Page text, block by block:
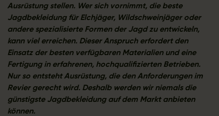
Ausrüstung stellen. Wer sich vornimmt, die beste
Jagdbekleidung für Elchjäger, Wildschweinjäger oder
andere spezialisierte Formen der Jagd zu entwickeln,
kann viel erreichen. Dieser Anspruch erfordert den
Einsatz der besten verfügbaren Materialien und eine
Fertigung in erfahrenen, hochqualifizierten Betrieben.
Nur so entsteht Ausrüstung, die den Anforderungen im
Revier gerecht wird. Deshalb werden wir niemals die
günstigste Jagdbekleidung auf dem Markt anbieten
können.